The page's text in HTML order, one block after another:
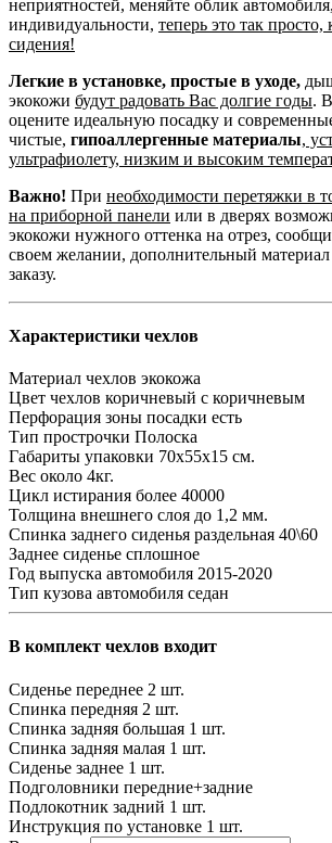
неприятностей, меняйте облик
индивидуальности, теперь это так
сидения!
Легкие в установке, простые в уходе,
экокожи будут радовать Вас долгие годы.
оцените идеальную посадку и
чистые, гипоаллергенные материалы,
ультрафиолету, низким и высоким
Важно! При необходимости перетяжки в
на приборной панели или в дверях
экокожи нужного оттенка на отрез,
своем желании, дополнительный материал
заказу.
Характеристики чехлов
Материал чехлов экокожа
Цвет чехлов коричневый с коричневым
Перфорация зоны посадки есть
Тип прострочки Полоска
Габариты упаковки 70х55х15 см.
Вес около 4кг.
Цикл истирания более 40000
Толщина внешнего слоя до 1,2 мм.
Спинка заднего сиденья раздельная 40\60
Заднее сиденье сплошное
Год выпуска автомобиля 2015-2020
Тип кузова автомобиля седан
В комплект чехлов входит
Сиденье переднее 2 шт.
Спинка передняя 2 шт.
Спинка задняя большая 1 шт.
Спинка задняя малая 1 шт.
Сиденье заднее 1 шт.
Подголовники передние+задние
Подлокотник задний 1 шт.
Инструкция по установке 1 шт.